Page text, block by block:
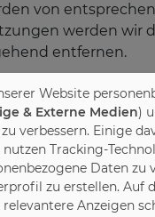
von
werden wir
entfernen.
enthält Links zu
auf deren
haben. Deshalb
Inhalte auch
Für die
Website
& Externe Medien)
verbessern. Einige
nutzen Tracking-
Daten zu
zu erstellen. Auf
Anzeigen